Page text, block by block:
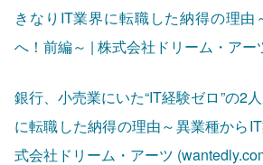
きなりIT業界に転職した納得の理由
へ！前編～ | 株式会社ドリーム・アー
銀行、小売業にいた“IT経験ゼロ”の2
に転職した納得の理由～異業種から
式会社ドリーム・アーツ